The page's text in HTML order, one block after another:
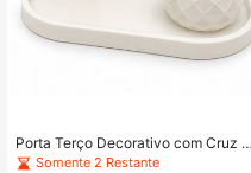
Porta Terço Decorativo com Cruz e
Suporte para Vela
Somente 2 Restante